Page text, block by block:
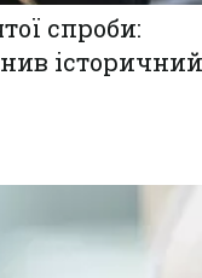
спроби:
історичний